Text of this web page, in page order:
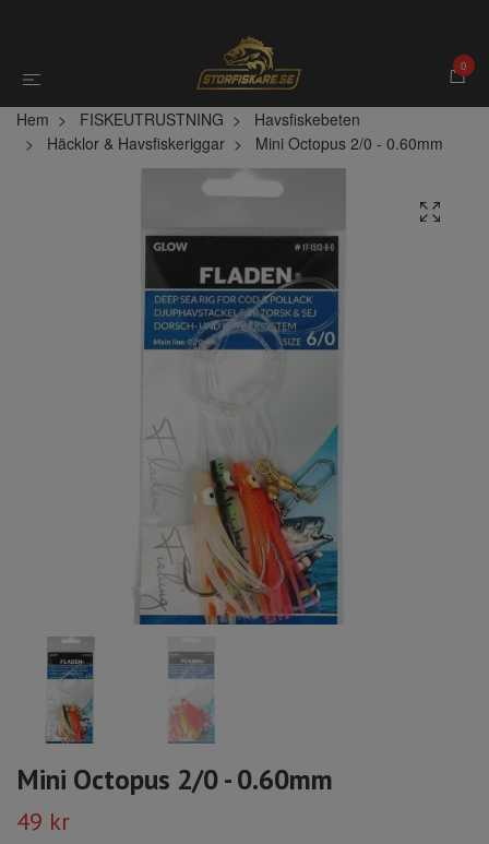
0
Hem FISKEUTRUSTNING
Havsfiskebeten
Häcklor & Havsfiskeriggar
Mini Octopus 2/0 - 0.60mm
Mini Octopus 2/0 - 0.60mm
49 kr